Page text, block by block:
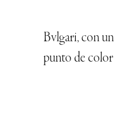
Bvlgari, con un
punto de color